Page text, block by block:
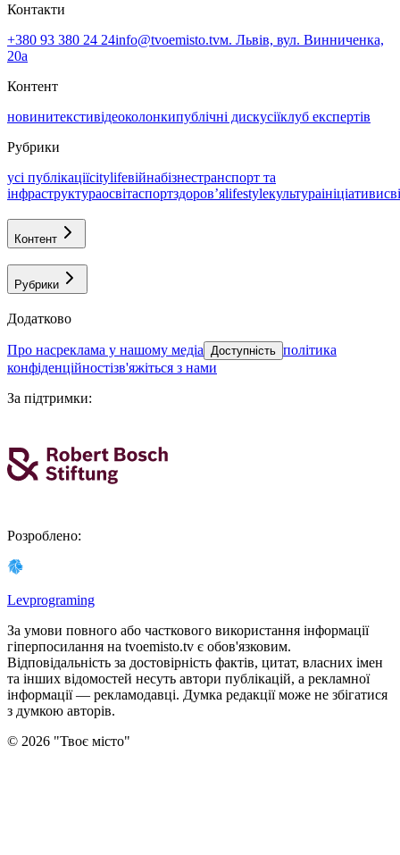
Контакти
+380 93 380 24 24info@tvoemisto.tvм. Львів, вул. Винниченка,
20а
Контент
новинитекстивідеоколонкипублічні дискусіїклуб експертів
Рубрики
усі публікаціїcitylifeвійнабізнестранспорт та
інфраструктураосвітаспортздоровʼяlifestyleкультураініціативи
Контент
Рубрики
Додатково
про насреклама у нашому медіа Доступність політика
конфіденційностізв'яжіться з нами
За підтримки:
Розроблено:
Levprograming
За умови повного або часткового використання iнформацiї
гіперпосилання на tvoemisto.tv є обов'язковим.
Відповідальність за достовірність фактів, цитат, власних імен
та інших відомостей несуть автори публікацій, а рекламної
інформації — рекламодавці. Думка редакцiї може не збiгатися
з думкою авторiв.
© 2026 "Твоє місто"